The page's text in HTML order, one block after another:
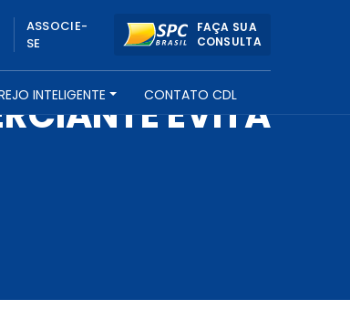
ASSOCIE-
SE
FAÇA SUA
CONSULTA
INTELIGENTE CONTATO CDL
EVITA